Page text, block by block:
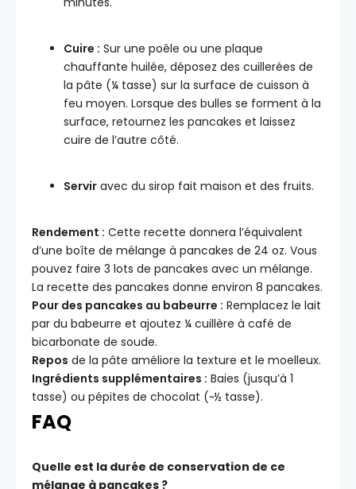
Cuire : Sur une poêle ou une plaque
chauffante huilée, déposez des cuillerées de
la pâte (¼ tasse) sur la surface de cuisson à
feu moyen. Lorsque des bulles se forment à la
surface, retournez les pancakes et laissez
cuire de l’autre côté.
Servir avec du sirop fait maison et des fruits.
Rendement : Cette recette donnera l’équivalent
d’une boîte de mélange à pancakes de 24 oz. Vous
pouvez faire 3 lots de pancakes avec un mélange.
La recette des pancakes donne environ 8 pancakes.
Pour des pancakes au babeurre : Remplacez le lait
par du babeurre et ajoutez ¼ cuillère à café de
bicarbonate de soude.
Repos de la pâte améliore la texture et le moelleux.
Ingrédients supplémentaires : Baies (jusqu’à 1
tasse) ou pépites de chocolat (~½ tasse).
FAQ
Quelle est la durée de conservation de ce
mélange à pancakes ?